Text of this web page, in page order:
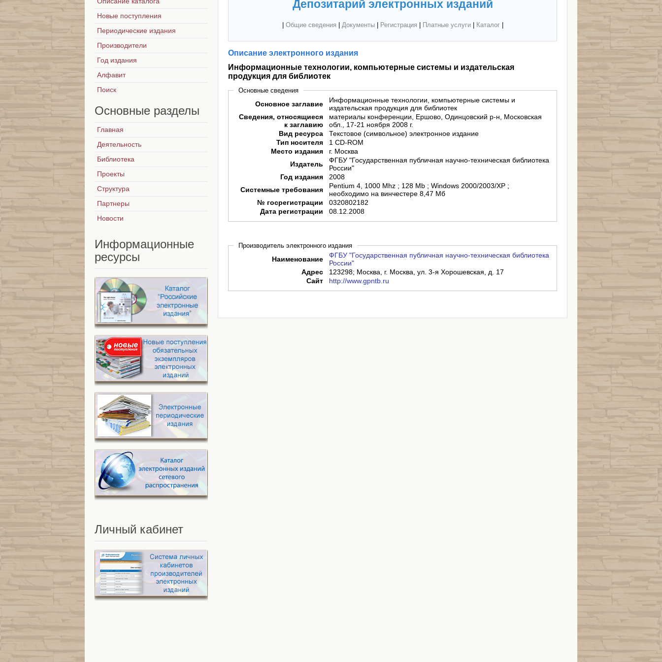
Депозитарий электронных изданий
Общие сведения Документы| Регистрация Платные услуги| Каталог|
Описание электронного издания
Информационные технологии, компьютерные системы и издательская
продукция для библиотек
Основные сведения
Основное заглавие
Информационные технологии, компьютерные системы и
издательская продукция для библиотек
Сведения, относящиеся
к заглавию
материалы конференции, Ершово, Одинцовский р-н, Московская
обл., 17-21 ноября 2008 г.
Вид ресурса
Текстовое (символьное) электронное издание
Тип носителя
1 CD-ROM
Место издания
г. Москва
Издатель
ФГБУ "Государственная публичная научно-техническая библиотека
России"
Год издания
2008
Системные требования
Pentium 4, 1000 Mhz ; 128 Mb ; Windows 2000/2003/XP ;
необходимо на винчестере 8,47 Мб
№ госрегистрации
0320802182
Дата регистрации
08.12.2008
Производитель электронного издания
Наименование
ФГБУ "Государственная публичная научно-техническая библиотека
России"
Адрес
123298; Москва, г. Москва, ул. 3-я Хорошевская, д. 17
Сайт
http://www.gpntb.ru
Новые поступления
Периодические издания
Производители
Год издания
Алфавит
Поиск
Основные разделы
Главная
Деятельность
Библиотека
Проекты
Структура
Партнеры
Новости
Информационные
ресурсы
Личный кабинет